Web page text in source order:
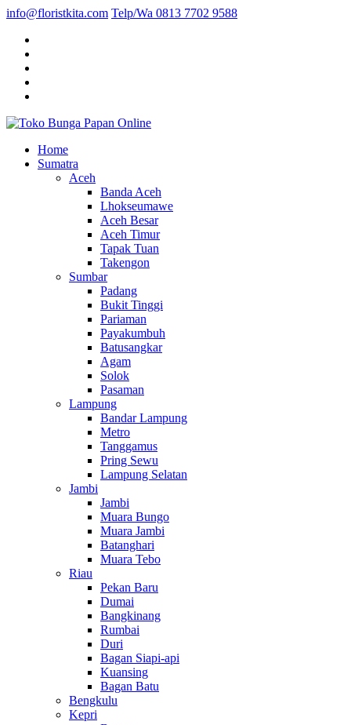
info@floristkita.com Telp/Wa 0813 7702 9588
Toko Bunga Papan Online
Karangan Bunga Kirim Langsung – Cepat di Medan
Home
Sumatra
Aceh
Banda Aceh
Lhokseumawe
Aceh Besar
Aceh Timur
Tapak Tuan
Takengon
Sumbar
Padang
Bukit Tinggi
Pariaman
Payakumbuh
Batusangkar
Agam
Solok
Pasaman
Lampung
Bandar Lampung
Metro
Tanggamus
Pring Sewu
Lampung Selatan
Jambi
Jambi
Muara Bungo
Muara Jambi
Batanghari
Muara Tebo
Riau
Pekan Baru
Dumai
Bangkinang
Rumbai
Duri
Bagan Siapi-api
Kuansing
Bagan Batu
Bengkulu
Kepri